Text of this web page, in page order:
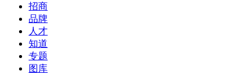
招商
品牌
人才
知道
专题
图库